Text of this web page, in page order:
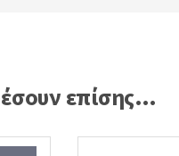
επίσης…